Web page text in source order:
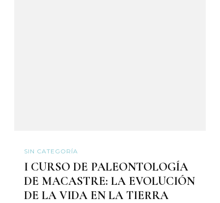
SIN CATEGORÍA
I CURSO DE PALEONTOLOGÍA
DE MACASTRE: LA EVOLUCIÓN
DE LA VIDA EN LA TIERRA